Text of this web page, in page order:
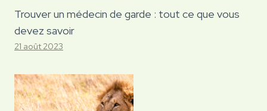
Trouver un médecin de garde : tout ce que vous
devez savoir
21 août 2023